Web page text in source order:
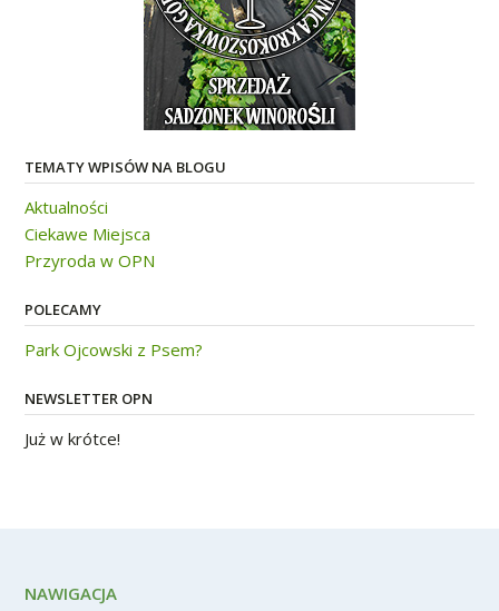
TEMATY WPISÓW NA BLOGU
Aktualności
Ciekawe Miejsca
Przyroda w OPN
POLECAMY
Park Ojcowski z Psem?
NEWSLETTER OPN
Już w krótce!
NAWIGACJA